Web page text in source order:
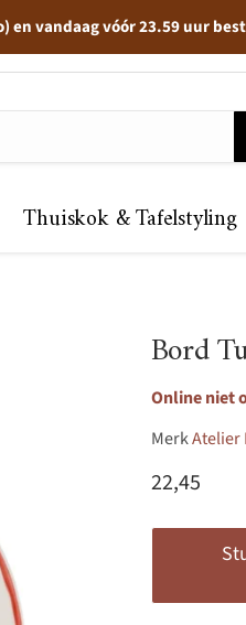
en vandaag vóór 23.59 uur
Thuiskok & Tafelstyling
Bord
Online niet
MerkAtelier
Huidige
22,45